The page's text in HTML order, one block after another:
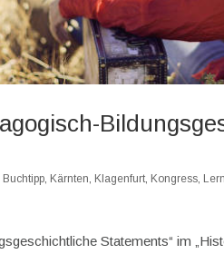
Buchtipp Kärnten Klagenfurt Kongress
Statements“ im